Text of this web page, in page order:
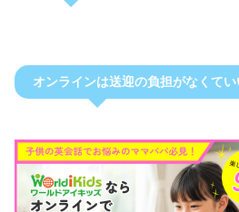
オンラインは送迎の負担がなくて